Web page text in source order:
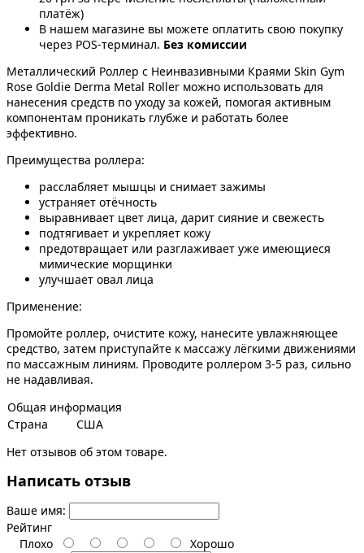
платёж)
В нашем магазине вы можете оплатить свою покупку
через POS-терминал. Без комиссии
Металлический Роллер с Неинвазивными Краями Skin Gym
Rose Goldie Derma Metal Roller можно использовать для
нанесения средств по уходу за кожей, помогая активным
компонентам проникать глубже и работать более
эффективно.
Преимущества роллера:
расслабляет мышцы и снимает зажимы
устраняет отёчность
выравнивает цвет лица, дарит сияние и свежесть
подтягивает и укрепляет кожу
предотвращает или разглаживает уже имеющиеся
мимические морщинки
улучшает овал лица
Применение:
Промойте роллер, очистите кожу, нанесите увлажняющее
средство, затем приступайте к массажу лёгкими движениями
по массажным линиям. Проводите роллером 3-5 раз, сильно
не надавливая.
Общая информация
Страна
США
Нет отзывов об этом товаре.
Написать отзыв
Ваше имя:
Рейтинг
Плохо
Хорошо